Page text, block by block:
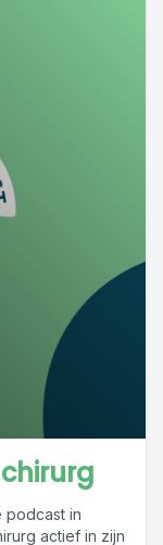
podcast in
actief in zijn